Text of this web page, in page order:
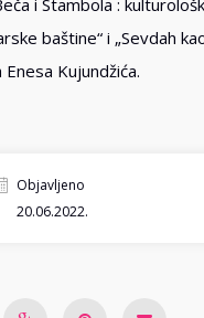
i Stambola :
baštine“ i „Sevdah
Kujundžića.
Objavljeno
20.06.2022.